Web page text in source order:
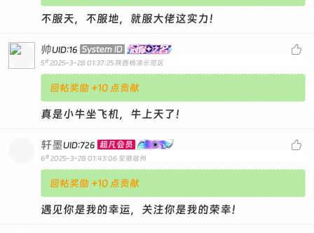
不服天，不服地，就服大佬这实力！

帅UID:16 System ID
5# 2025-3-28 01:37:25 陕西杨凌示范区
回帖奖励 +10 点贡献
真是小牛坐飞机，牛上天了！

轩墨UID:726 超凡会员
6# 2025-3-28 01:43:06 安徽宿州
回帖奖励 +10 点贡献
遇见你是我的幸运，关注你是我的荣幸！